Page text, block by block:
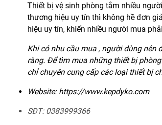
Thiết bị vệ sinh phòng tắm nhiều
thương hiệu uy tín thì không hề đơn
hiệu uy tín, khiến nhiều người mua
Khi có nhu cầu mua , người dùng nên
ràng. Để tìm mua những thiết bị
chỉ chuyên cung cấp các loại thiết bị
Website: https://www.kepdyko.com
SĐT: 0383999366